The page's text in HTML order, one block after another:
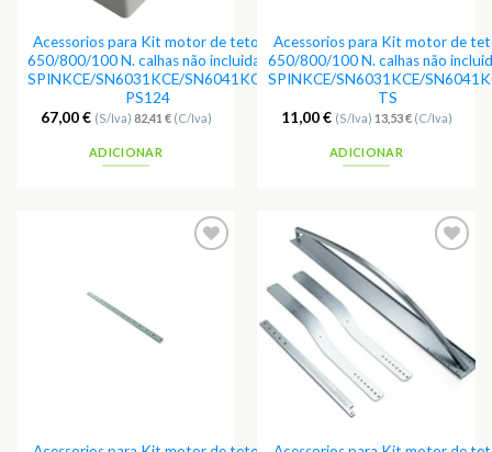
Acessorios para Kit motor de teto,
650/800/100 N. calhas não incluidas
SPINKCE/SN6031KCE/SN6041KCE
PS124
67,00€ (S/Iva) 82,41 €(C/Iva)
ADICIONAR
Acessorios para Kit motor de
650/800/100 N. calhas não
SPINKCE/SN6031KCE/
TS
11,00€ (S/Iva) 13,53€(C/Iva)
ADICIONAR
Favoritos